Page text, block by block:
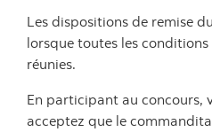
Les dispositions de remise
lorsque toutes les
réunies.
En participant au concours,
acceptez que le